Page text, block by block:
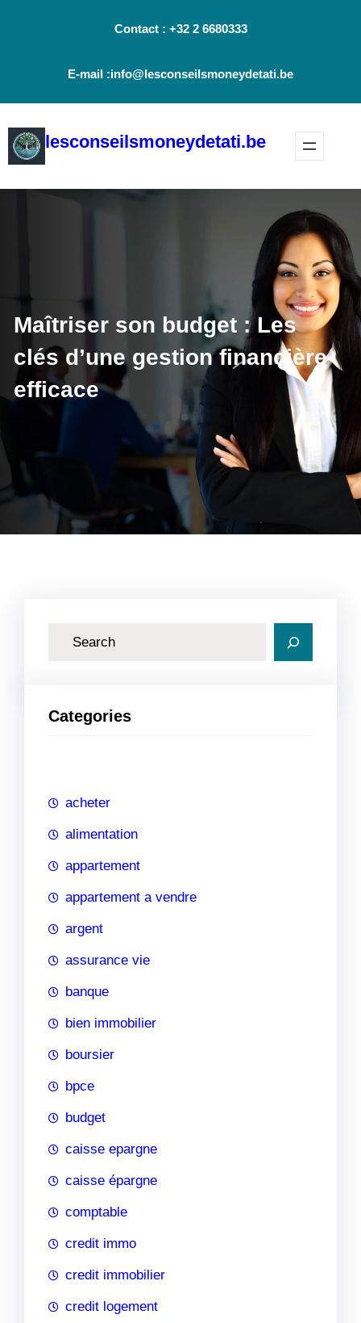
Contact : +32 2 6680333
E-mail :info@lesconseilsmoneydetati.be
lesconseilsmoneydetati.be
Maîtriser son budget : Les
clés d’une gestion financière
efficace
h
Categories
acheter
alimentation
appartement
appartement a vendre
argent
assurance vie
banque
bien immobilier
boursier
bpce
budget
caisse epargne
caisse épargne
comptable
credit immo
credit immobilier
credit logement